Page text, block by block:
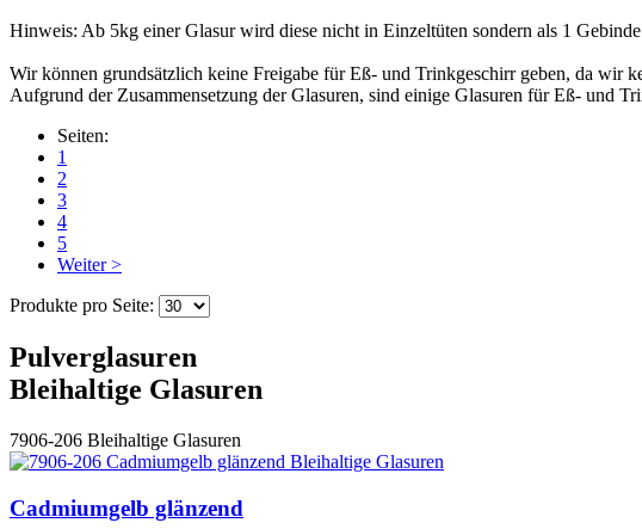
Hinweis: Ab 5kg einer Glasur wird diese nicht in Einzeltüten sondern als 1
Wir können grundsätzlich keine Freigabe für Eß- und Trinkgeschirr geben, da wir
Aufgrund der Zusammensetzung der Glasuren, sind einige Glasuren für Eß- und
Seiten:
1
2
3
4
5
Weiter >
Produkte pro Seite:
Pulverglasuren
Bleihaltige Glasuren
7906-206 Bleihaltige Glasuren
Cadmiumgelb glänzend